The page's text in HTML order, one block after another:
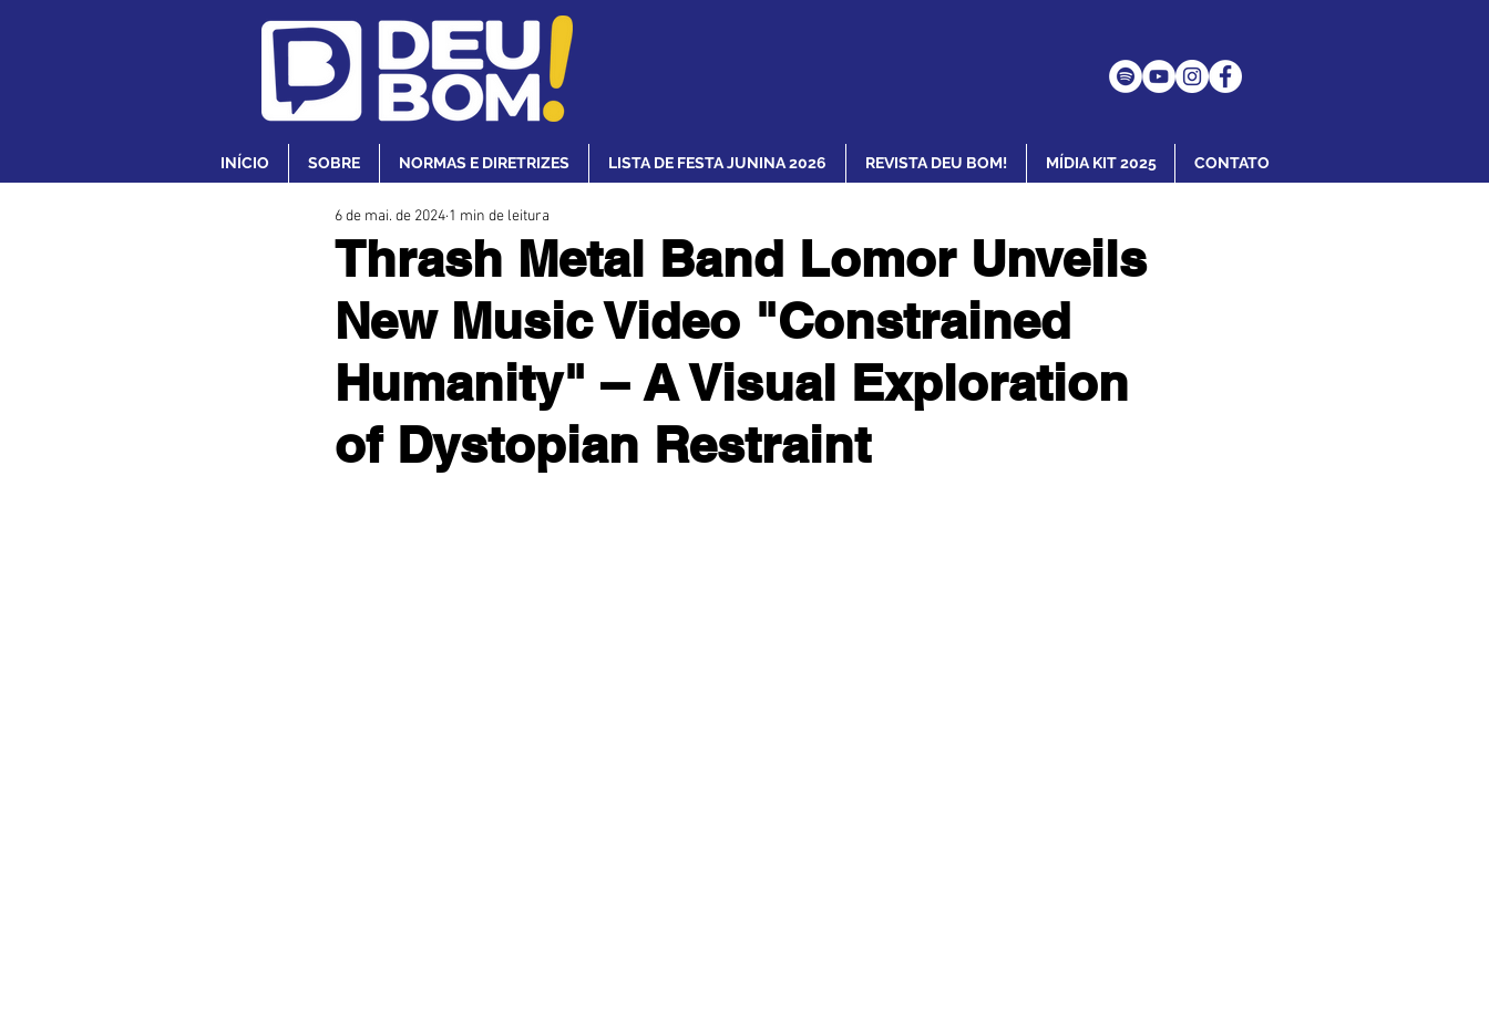
INÍCIO SOBRE NORMAS E DIRETRIZES LISTA DE FESTA JUNINA 2026 REVISTA DEU BOM! MÍDIA KIT 2025 CONTATO
Thrash Metal Band Lomor Unveils
New Music Video "Constrained
Humanity" – A Visual Exploration
of Dystopian Restraint
6 de mai. de 2024 1 min de leitura